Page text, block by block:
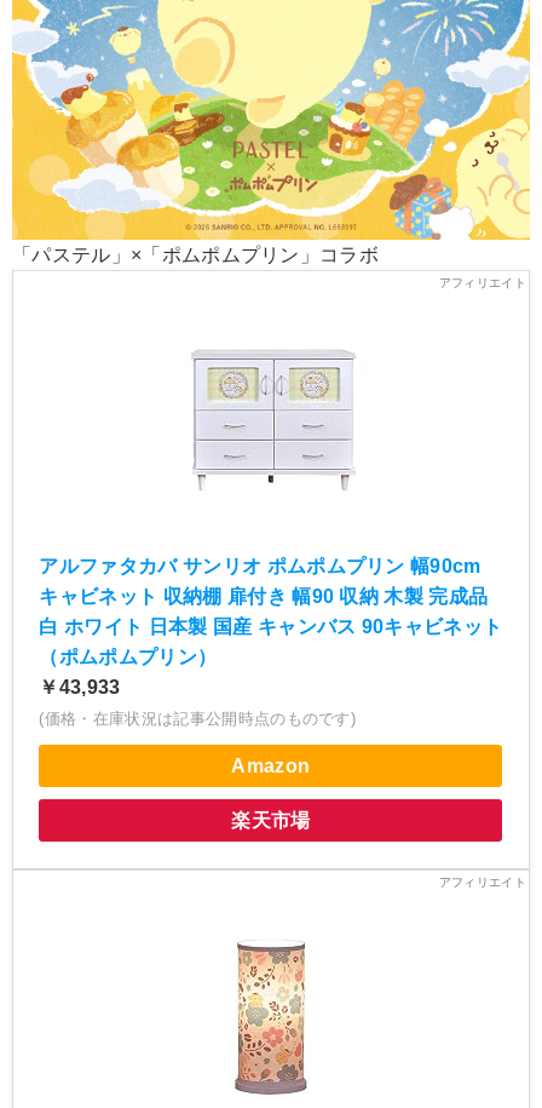
「パステル」×「ポムポムプリン」コラボ
アルファタカバ サンリオ ポムポムプリン 幅90cm
キャビネット 収納棚 扉付き 幅90 収納 木製 完成品
白 ホワイト 日本製 国産 キャンバス 90キャビネット
（ポムポムプリン）
￥43,933
(価格・在庫状況は記事公開時点のものです)
Amazon
楽天市場